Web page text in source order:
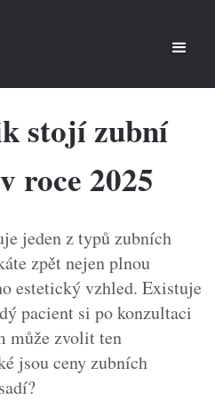
stojí zubní
roce 2025
jeden z typů zubních
zpět nejen plnou
estetický vzhled. Existuje
pacient si po konzultaci
může zvolit ten
jsou ceny zubních